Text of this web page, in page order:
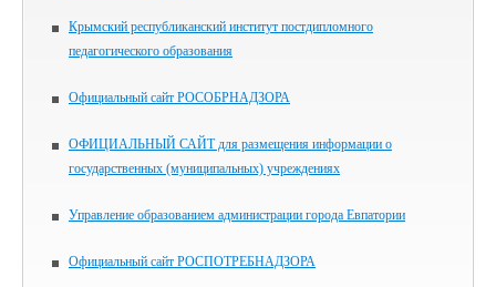
Крымский республиканский институт постдипломного
педагогического образования
Официальный сайт РОСОБРНАДЗОРА
ОФИЦИАЛЬНЫЙ САЙТ для размещения информации о
государственных (муниципальных) учреждениях
Управление образованием администрации города Евпатории
Официальный сайт РОСПОТРЕБНАДЗОРА